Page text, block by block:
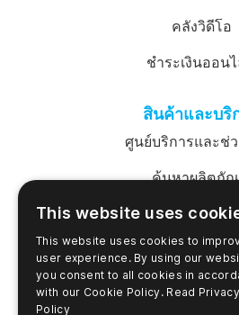
คลังวิดีโอ
ชำระเงินออน
สินค้าและบริ
ศูนย์บริการและช่ว
ค้นหาผลิตภั
เข้าสู่ระบบ
ร้านค้าออนไลน์ (สหรั
ร้านค้าออนไลน์ (ออ
This website uses
This website uses cookies to
user experience. By using our
you consent to all cookies in
with our Cookie Policy. Read Privacy
Policy